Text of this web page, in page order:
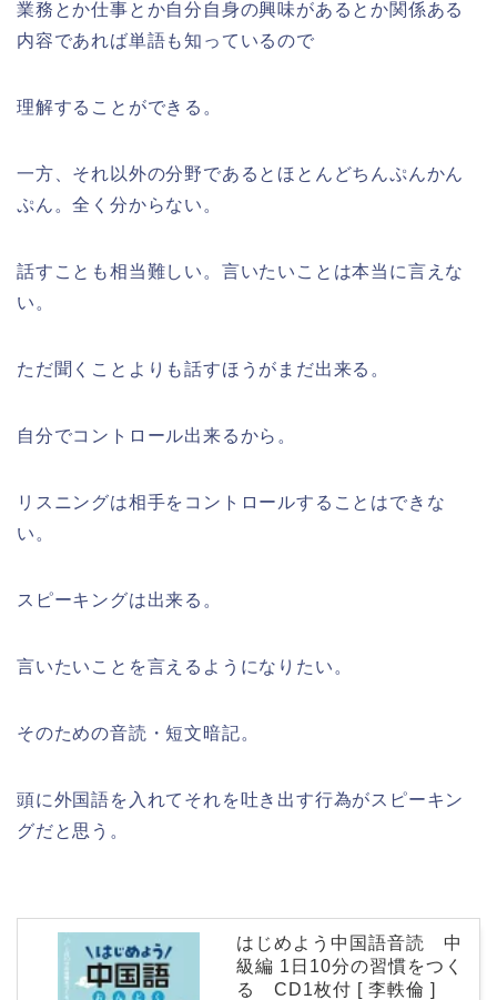
業務とか仕事とか自分自身の興味があるとか関係ある
内容であれば単語も知っているので
理解することができる。
一方、それ以外の分野であるとほとんどちんぷんかん
ぷん。全く分からない。
話すことも相当難しい。言いたいことは本当に言えな
い。
ただ聞くことよりも話すほうがまだ出来る。
自分でコントロール出来るから。
リスニングは相手をコントロールすることはできな
い。
スピーキングは出来る。
言いたいことを言えるようになりたい。
そのための音読・短文暗記。
頭に外国語を入れてそれを吐き出す行為がスピーキン
グだと思う。
はじめよう中国語音読 中
級編 1日10分の習慣をつく
る CD1枚付 [ 李軼倫 ]